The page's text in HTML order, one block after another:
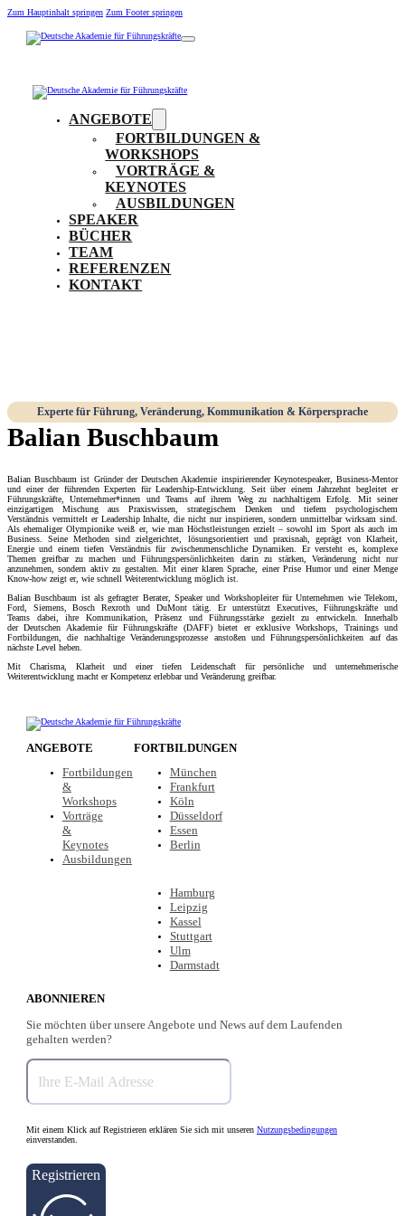
Zum Hauptinhalt springen Zum Footer springen
ANGEBOTE
FORTBILDUNGEN &
WORKSHOPS
VORTRÄGE &
KEYNOTES
AUSBILDUNGEN
SPEAKER
BÜCHER
TEAM
REFERENZEN
KONTAKT
Experte für Führung, Veränderung, Kommunikation & Körpersprache
Balian Buschbaum
Balian Buschbaum ist Gründer der Deutschen Akademie inspirierender Keynotespeaker, Business-Mentor
und einer der führenden Experten für Leadership-Entwicklung. Seit über einem Jahrzehnt begleitet er
Führungskräfte, Unternehmer*innen und Teams auf ihrem Weg zu nachhaltigem Erfolg. Mit seiner
einzigartigen Mischung aus Praxiswissen, strategischem Denken und tiefem psychologischem
Verständnis vermittelt er Leadership Inhalte, die nicht nur inspirieren, sondern unmittelbar wirksam sind.
Als ehemaliger Olympionike weiß er, wie man Höchstleistungen erzielt – sowohl im Sport als auch im
Business. Seine Methoden sind zielgerichtet, lösungsorientiert und praxisnah, geprägt von Klarheit,
Energie und einem tiefen Verständnis für zwischenmenschliche Dynamiken. Er versteht es, komplexe
Themen greifbar zu machen und Führungspersönlichkeiten darin zu stärken, Veränderung nicht nur
anzunehmen, sondern aktiv zu gestalten. Mit einer klaren Sprache, einer Prise Humor und einer Menge
Know-how zeigt er, wie schnell Weiterentwicklung möglich ist.
Balian Buschbaum ist als gefragter Berater, Speaker und Workshopleiter für Unternehmen wie Telekom,
Ford, Siemens, Bosch Rexroth und DuMont tätig. Er unterstützt Executives, Führungskräfte und
Teams dabei, ihre Kommunikation, Präsenz und Führungsstärke gezielt zu entwickeln. Innerhalb
der Deutschen Akademie für Führungskräfte (DAFF) bietet er exklusive Workshops, Trainings und
Fortbildungen, die nachhaltige Veränderungsprozesse anstoßen und Führungspersönlichkeiten auf das
nächste Level heben.
Mit Charisma, Klarheit und einer tiefen Leidenschaft für persönliche und unternehmerische
Weiterentwicklung macht er Kompetenz erlebbar und Veränderung greifbar.
ANGEBOTE
Fortbildungen
&
Workshops
Vorträge
&
Keynotes
Ausbildungen
FORTBILDUNGEN
München
Frankfurt
Köln
Düsseldorf
Essen
Berlin
Hamburg
Leipzig
Kassel
Stuttgart
Ulm
Darmstadt
ABONNIEREN
Sie möchten über unsere Angebote und News auf dem Laufenden
gehalten werden?
Mit einem Klick auf Registrieren erklären Sie sich mit unseren Nutzungsbedingungen
einverstanden.
Registrieren